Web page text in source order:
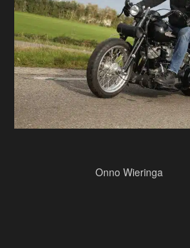
Onno Wieringa